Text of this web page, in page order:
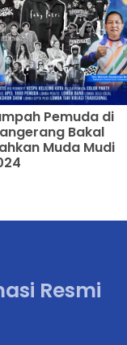
Pemuda di
Bakal
Muda Mudi
Resmi